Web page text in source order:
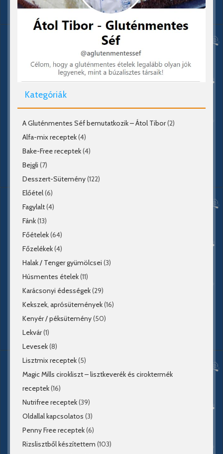
Kategóriák
A Gluténmentes Séf bemutatkozik – Átol Tibor(2)
Alfa-mix receptek(4)
Bake-Free receptek(4)
Bejgli (7)
Desszert-Sütemény(122)
Előétel(6)
Fagylalt(4)
Fánk(13)
Főételek(64)
Főzelékek(4)
Halak / Tenger gyümölcsei (3)
Húsmentes ételek(11)
Karácsonyi édességek(29)
Kekszek, aprósütemények(16)
Kenyér / péksütemény(50)
Lekvár(1)
Levesek(8)
Lisztmix receptek(5)
Magic Mills cirokliszt – lisztkeverék és ciroktermék
receptek(16)
Nutrifree receptek(39)
Oldallal kapcsolatos (3)
Penny Free receptek(6)
Rizslisztből készítettem (103)